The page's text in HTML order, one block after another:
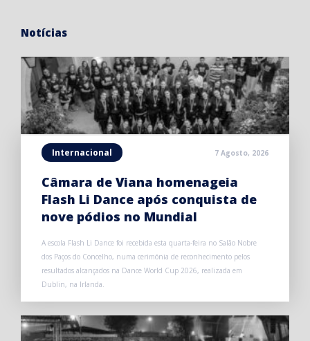
Notícias
Internacional 7 Agosto, 2026
Câmara de Viana homenageia
Flash Li Dance após conquista de
nove pódios no Mundial
A escola Flash Li Dance foi recebida esta quarta-feira no Salão Nobre
dos Paços do Concelho, numa cerimónia de reconhecimento pelos
resultados alcançados na Dance World Cup 2026, realizada em
Dublin, na Irlanda.